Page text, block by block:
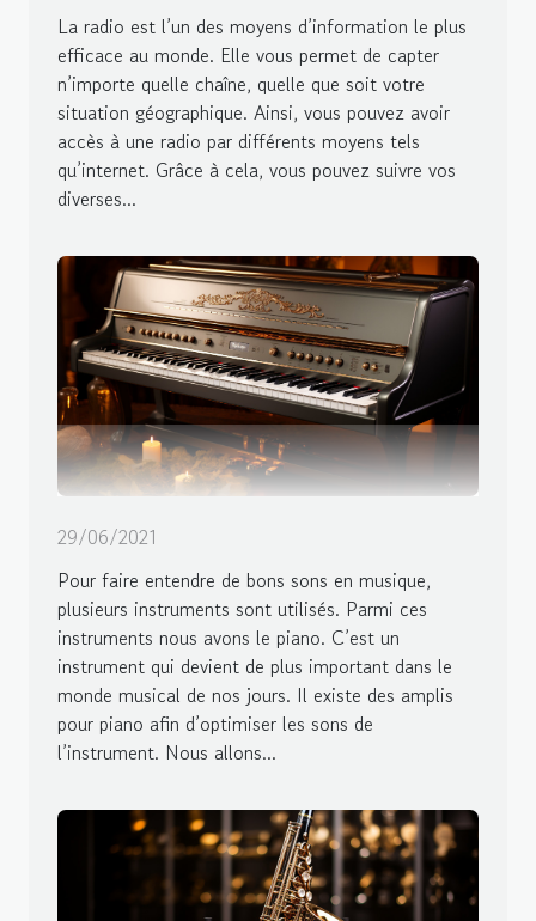
La radio est l’un des moyens d’information le plus
efficace au monde. Elle vous permet de capter
n’importe quelle chaîne, quelle que soit votre
situation géographique. Ainsi, vous pouvez avoir
accès à une radio par différents moyens tels
qu’internet. Grâce à cela, vous pouvez suivre vos
diverses...
29/06/2021
Pour faire entendre de bons sons en musique,
plusieurs instruments sont utilisés. Parmi ces
instruments nous avons le piano. C’est un
instrument qui devient de plus important dans le
monde musical de nos jours. Il existe des amplis
pour piano afin d’optimiser les sons de
l’instrument. Nous allons...